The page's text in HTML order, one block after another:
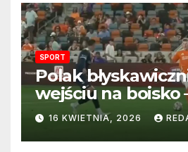
SPORT
Polak
wejściu na boisko
22 sekundach!
16 KWIETNIA, 2026